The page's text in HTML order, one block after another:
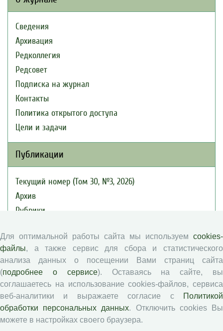
Сведения
Архивация
Редколлегия
Редсовет
Подписка на журнал
Контакты
Политика открытого доступа
Цели и задачи
Публикации
Текущий номер (Том 30, №3, 2026)
Архив
Рубрики
Статьи
Подборка статей
Авторам
Правила для авторов
Типовой лицензионный договор
Для оптимальной работы сайта мы используем cookies-
файлы, а также сервис для сбора и статистического
анализа данных о посещении Вами страниц сайта
(подробнее о сервисе). Оставаясь на сайте, вы
соглашаетесь на использование cookies-файлов, сервиса
веб-аналитики и выражаете согласие с
Политикой
обработки персональных данных. Отключить cookies Вы
можете в настройках своего браузера.